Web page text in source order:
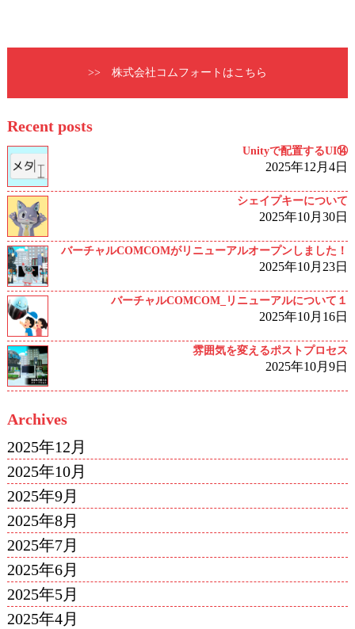
>> 株式会社コムフォートはこちら
Recent posts
Unityで配置するUI⑭
2025年12月4日
シェイプキーについて
2025年10月30日
バーチャルCOMCOMがリニューアルオープンしました！
2025年10月23日
バーチャルCOMCOM_リニューアルについて１
2025年10月16日
雰囲気を変えるポストプロセス
2025年10月9日
Archives
2025年12月
2025年10月
2025年9月
2025年8月
2025年7月
2025年6月
2025年5月
2025年4月